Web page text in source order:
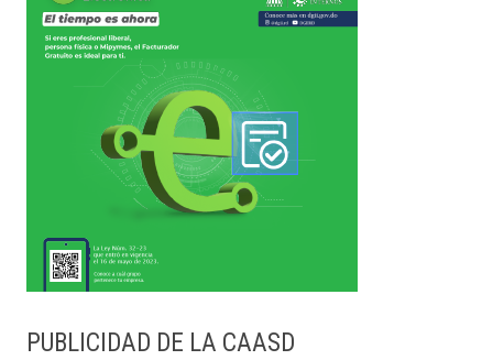
PUBLICIDAD DE LA CAASD